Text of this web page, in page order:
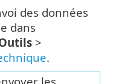
des données
dans
>
.